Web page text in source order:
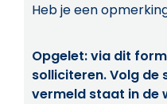
Heb je een
Opgelet: via dit
solliciteren. Volg
vermeld staat in de